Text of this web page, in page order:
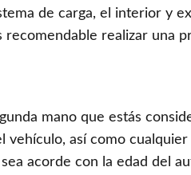
de carga, el interior y
realizar una
mano que estás
así como
acorde con la edad del